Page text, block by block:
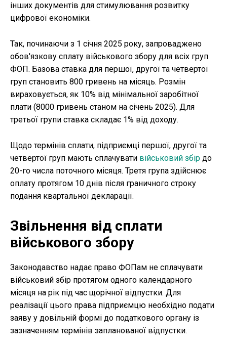
інших документів для стимулювання розвитку
цифрової економіки.
Так, починаючи з 1 січня 2025 року, запроваджено
обов'язкову сплату військового збору для всіх груп
ФОП. Базова ставка для першої, другої та четвертої
груп становить 800 гривень на місяць. Розмін
вираховується, як 10% від мінімальної заробітної
плати (8000 гривень станом на січень 2025). Для
третьої групи ставка складає 1% від доходу.
Щодо термінів сплати, підприємці першої, другої та
четвертої груп мають сплачувати військовий збір до
20-го числа поточного місяця. Третя група здійснює
оплату протягом 10 днів після граничного строку
подання квартальної декларації.
Звільнення від сплати
військового збору
Законодавство надає право ФОПам не сплачувати
військовий збір протягом одного календарного
місяця на рік під час щорічної відпустки. Для
реалізації цього права підприємцю необхідно подати
заяву у довільній формі до податкового органу із
зазначенням термінів запланованої відпустки.